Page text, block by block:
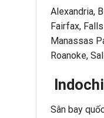
Alexandria,
Fairfax,
Manassas
Roanoke,
Sân bay